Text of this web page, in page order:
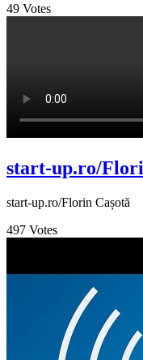
49 Votes
start-up.ro/
start-up.ro/Florin Cașotă
497 Votes